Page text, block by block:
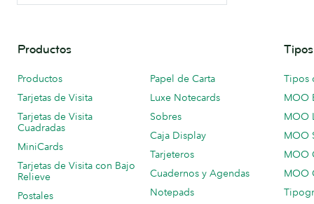
Productos
Productos
Tarjetas de Visita
Tarjetas de Visita
Cuadradas
MiniCards
Tarjetas de Visita con Bajo
Relieve
Postales
Papel de Carta
Luxe Notecards
Sobres
Caja Display
Tarjeteros
Cuadernos y Agendas
Notepads
Tipos
MOO
MOO
MOO
MOO
MOO